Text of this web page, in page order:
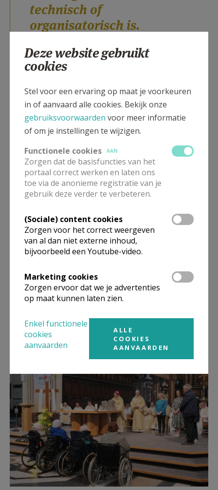
technisch of
organisatorisch is.
werk. Werk van hart
tot hart.
Werk dat vertrekt vanuit verbondenheid – met elkaar,
met onze bewoners, met familie, vrijwilligers, collega’s
– en met iets dat ons allemaal overstijgt.
Onze aanwezigheid in de kathedraal was tegelijk een
moment van bezinning als van erkenning: we zijn als
huis en als organisatie deel van een groter geheel.
Onze opdracht overstijgt het individuele, en wortelt in
de diepe overtuiging dat ieder mens telt, tot de laatste
Met een warm en dankbaar hart keren we terug naar
Meunyckenhof. Gesterkt, gedragen, geïnspireerd. Om
verder te bouwen aan een huis waar zorg meer is dan
chrismaviering vind je op Otheo
Deze website gebruikt
cookies
Stel voor een ervaring op maat je voorkeuren
in of aanvaard alle cookies. Bekijk onze
gebruiksvoorwaarden voor meer informatie
of om je instellingen te wijzigen.
Functionele cookies
AAN
Zorgen dat de basisfuncties van het
portaal correct werken en laten ons
toe via de anonieme registratie van je
gebruik deze verder te verbeteren.
(Sociale) content cookies
Zorgen voor het correct weergeven
van al dan niet externe inhoud,
bijvoorbeeld een Youtube-video.
Marketing cookies
Zorgen ervoor dat we je advertenties
op maat kunnen laten zien.
Enkel functionele
cookies
aanvaarden
ALLE
COOKIES
AANVAARDEN